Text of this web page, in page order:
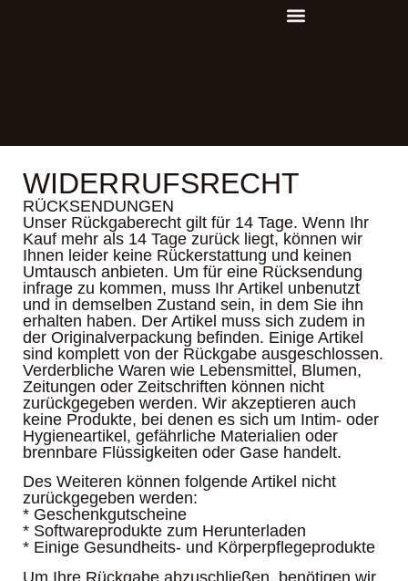
WIDERRUFSRECHT
RÜCKSENDUNGEN
Unser Rückgaberecht gilt für 14 Tage. Wenn Ihr
Kauf mehr als 14 Tage zurück liegt, können wir
Ihnen leider keine Rückerstattung und keinen
Umtausch anbieten. Um für eine Rücksendung
infrage zu kommen, muss Ihr Artikel unbenutzt
und in demselben Zustand sein, in dem Sie ihn
erhalten haben. Der Artikel muss sich zudem in
der Originalverpackung befinden. Einige Artikel
sind komplett von der Rückgabe ausgeschlossen.
Verderbliche Waren wie Lebensmittel, Blumen,
Zeitungen oder Zeitschriften können nicht
zurückgegeben werden. Wir akzeptieren auch
keine Produkte, bei denen es sich um Intim- oder
Hygieneartikel, gefährliche Materialien oder
brennbare Flüssigkeiten oder Gase handelt.
Des Weiteren können folgende Artikel nicht
zurückgegeben werden:
* Geschenkgutscheine
* Softwareprodukte zum Herunterladen
* Einige Gesundheits- und Körperpflegeprodukte
Um Ihre Rückgabe abzuschließen, benötigen wir